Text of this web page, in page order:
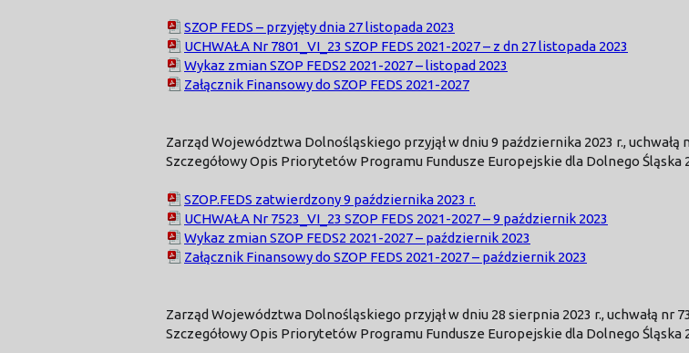
SZOP FEDS – przyjęty dnia 27 listopada 2023
UCHWAŁA Nr 7801_VI_23 SZOP FEDS 2021-2027 – z dn 27 listopada 2023
Wykaz zmian SZOP FEDS2 2021-2027 – listopad 2023
Załącznik Finansowy do SZOP FEDS 2021-2027
Zarząd Województwa Dolnośląskiego przyjął w dniu 9 października 2023 r., uchwałą
Szczegółowy Opis Priorytetów Programu Fundusze Europejskie dla Dolnego Śląska
SZOP.FEDS zatwierdzony 9 października 2023 r.
UCHWAŁA Nr 7523_VI_23 SZOP FEDS 2021-2027 – 9 październik 2023
Wykaz zmian SZOP FEDS2 2021-2027 – październik 2023
Załącznik Finansowy do SZOP FEDS 2021-2027 – październik 2023
Zarząd Województwa Dolnośląskiego przyjął w dniu 28 sierpnia 2023 r., uchwałą nr
Szczegółowy Opis Priorytetów Programu Fundusze Europejskie dla Dolnego Śląska